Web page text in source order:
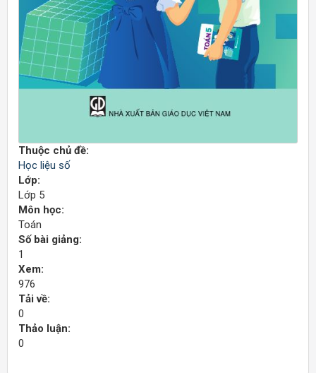
Thuộc chủ đề:
Học liệu số
Lớp:
Lớp 5
Môn học:
Toán
Số bài giảng:
1
Xem:
976
Tải về:
0
Thảo luận:
0